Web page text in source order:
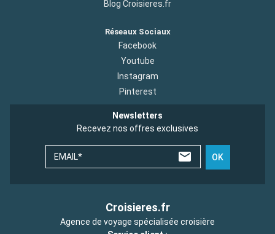
Blog Croisieres.fr
Réseaux Sociaux
Facebook
Youtube
Instagram
Pinterest
Newsletters
Recevez nos offres exclusives
EMAIL* OK
Croisieres.fr
Agence de voyage spécialisée croisière